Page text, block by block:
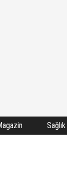
Sağlık